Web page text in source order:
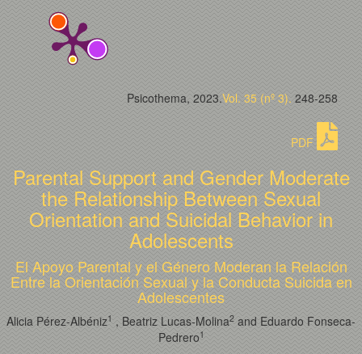
Psicothema, 2023.Vol. 35 (nº 3). 248-258
PDF
Parental Support and Gender Moderate
the Relationship Between Sexual
Orientation and Suicidal Behavior in
Adolescents
El Apoyo Parental y el Género Moderan la Relación
Entre la Orientación Sexual y la Conducta Suicida en
Adolescentes
Alicia Pérez-Albéniz1 , Beatriz Lucas-Molina2 and Eduardo Fonseca-
Pedrero1